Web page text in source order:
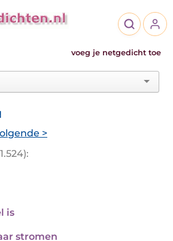
voeg je netgedicht toe
>
is
stromen